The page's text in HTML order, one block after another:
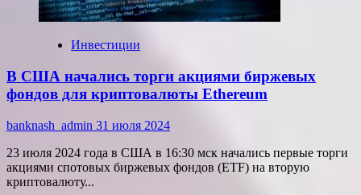
Инвестиции
В США начались торги акциями биржевых
фондов для криптовалюты Ethereum
banknash_admin 31 июля 2024
23 июля 2024 года в США в 16:30 мск начались первые торги
акциями спотовых биржевых фондов (ETF) на вторую
криптовалюту...